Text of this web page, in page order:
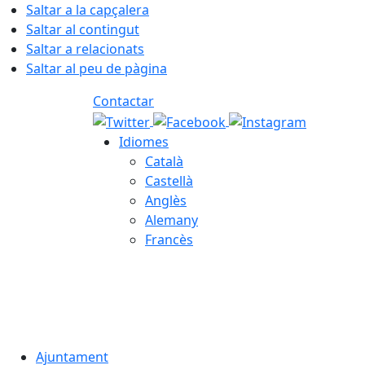
Saltar a la capçalera
Saltar al contingut
Saltar a relacionats
Saltar al peu de pàgina
Contactar
Idiomes
Català
Castellà
Anglès
Alemany
Francès
Ajuntament